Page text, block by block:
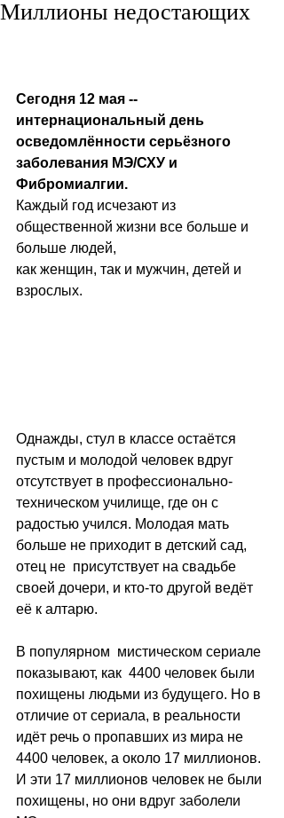
Миллионы недостающих
Сегодня 12 мая --
интернациональный день
осведомлённости серьёзного
заболевания МЭ/СХУ и
Фибромиалгии.
Каждый год исчезают из
общественной жизни все больше и
больше людей,
как женщин, так и мужчин, детей и
взрослых.
Однажды, стул в классе остаётся
пустым и молодой человек вдруг
отсутствует в профессионально-
техническом училище, где он с
радостью учился. Молодая мать
больше не приходит в детский сад,
отец не  присутствует на свадьбе
своей дочери, и кто-то другой ведёт
её к алтарю.
В популярном  мистическом сериале
показывают, как  4400 человек были
похищены людьми из будущего. Но в
отличие от сериала, в реальности
идёт речь о пропавших из мира не
4400 человек, а около 17 миллионов.
И эти 17 миллионов человек не были
похищены, но они вдруг заболели